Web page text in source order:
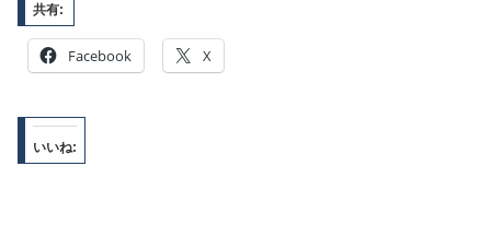
共有:
Facebook X
いいね: